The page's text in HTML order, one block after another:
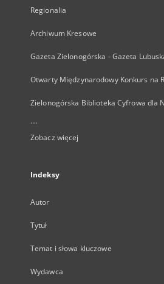
Regionalia
Archiwum Kresowe
Gazeta Zielonogórska - Gazeta
Otwarty Międzynarodowy Konkurs na
Zielonogórska Biblioteka Cyfrowa dla
...
Zobacz więcej
Indeksy
Autor
Tytuł
Temat i słowa kluczowe
Wydawca